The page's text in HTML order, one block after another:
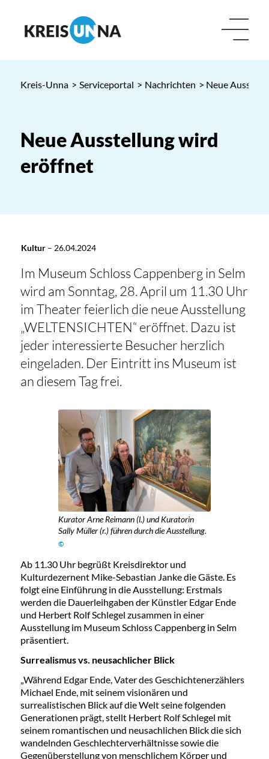
Kreis-Unna > Serviceportal > Nachrichten > Neue
Neue Ausstellung wird
eröffnet
Kultur– 26.04.2024
Im Museum Schloss Cappenberg in Selm
wird am Sonntag, 28. April um 11.30 Uhr
im Theater feierlich die neue Ausstellung
„WELTENSICHTEN“ eröffnet. Dazu ist
jeder interessierte Besucher herzlich
eingeladen. Der Eintritt ins Museum ist
an diesem Tag frei.
Kurator Arne Reimann (l.) und Kuratorin
Sally Müller (r.) führen durch die Ausstellung.
©
Ab 11.30 Uhr begrüßt Kreisdirektor und
Kulturdezernent Mike-Sebastian Janke die Gäste. Es
folgt eine Einführung in die Ausstellung: Erstmals
werden die Dauerleihgaben der Künstler Edgar Ende
und Herbert Rolf Schlegel zusammen in einer
Ausstellung im Museum Schloss Cappenberg in Selm
präsentiert.
Surrealismus vs. neusachlicher Blick
„Während Edgar Ende, Vater des Geschichtenerzählers
Michael Ende, mit seinem visionären und
surrealistischen Blick auf die Welt seine folgenden
Generationen prägt, stellt Herbert Rolf Schlegel mit
seinem romantischen und neusachlichen Blick die sich
wandelnden Geschlechterverhältnisse sowie die
Gegenüberstellung von menschlichem Körper und